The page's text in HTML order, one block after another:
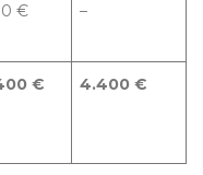
€ –
€ 4.400 €